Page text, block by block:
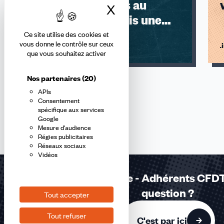
Ce site utilise des cookies et
vous donne le contrôle sur ceux
que vous souhaitez activer
Nos partenaires(20)
APIs
Consentement
spécifique aux services
Google
Mesure d'audience
Régies publicitaires
Réseaux sociaux
Vidéos
Tout accepter
Tout refuser
X Masquer le
réorganisations au
programme mais une
vision du DGA
TRANSFORMERS
Lire l'article
Réponses à la carte - Adhérents
question ?
C'est par ici